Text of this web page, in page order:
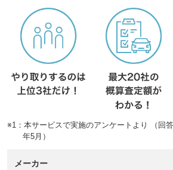
※1：本サービスで実施のアンケートより （回
年5月）
メーカー